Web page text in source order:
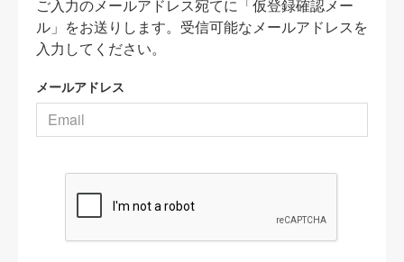
ご入力のメールアドレス宛てに「仮登録確認メー
ル」をお送りします。受信可能なメールアドレスを
入力してください。
メールアドレス